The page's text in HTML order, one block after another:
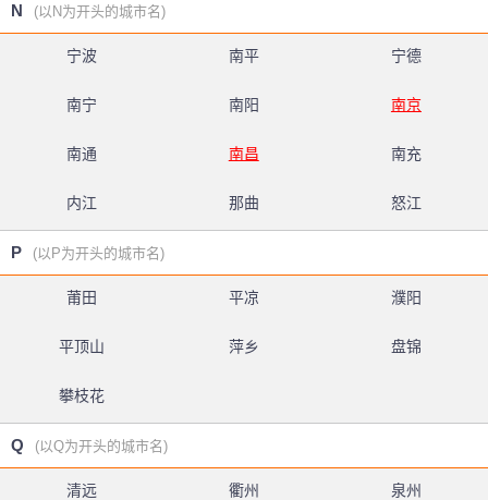
N (以N为开头的城市名)
宁波 南平 宁德
南宁 南阳 南京
南通 南昌 南充
内江 那曲 怒江
P (以P为开头的城市名)
莆田 平凉 濮阳
平顶山 萍乡 盘锦
攀枝花
Q (以Q为开头的城市名)
清远 衢州 泉州